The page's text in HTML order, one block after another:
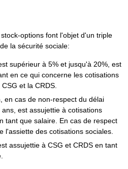
options font l'objet d'un triple
la sécurité sociale:
supérieur à 5% et jusqu'à 20%, est
en ce qui concerne les cotisations
et la CRDS.
en cas de non-respect du délai
est assujettie à cotisations
tant que salaire. En cas de respect
l'assiette des cotisations sociales.
assujettie à CSG et CRDS en tant